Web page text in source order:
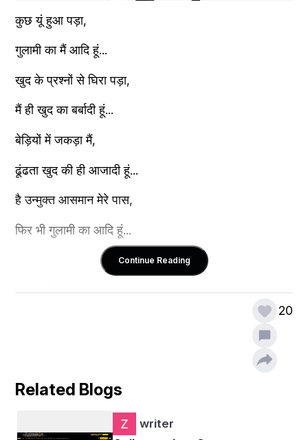
कुछ यूं हुआ पड़ा,
गुलामी का मैं आदि हूं...
खुद के प्रश्नों से घिरा पड़ा,
मैं ही खुद का बर्बादी हूं...
बेड़ियों में जकड़ा मैं,
ढूंढता खुद की ही आजादी हूं...
है उन्मुक्त आसमान मेरे पास,
फिर भी गुलामी का आदि हूं...
उनसे भी, उनके ही और उनमें भी.
जिंदगी के ढोल में बजता हुआ,
Continue Reading
20
Related Blogs
writer